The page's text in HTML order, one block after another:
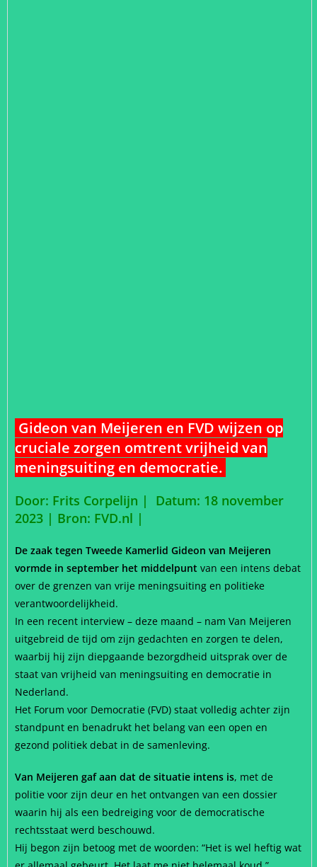
Gideon van Meijeren en FVD wijzen op
cruciale zorgen omtrent vrijheid van
meningsuiting en democratie.
Door: Frits Corpelijn | Datum: 18 november
2023 | Bron: FVD.nl |
De zaak tegen Tweede Kamerlid Gideon van Meijeren
vormde in september het middelpunt van een intens debat
over de grenzen van vrije meningsuiting en politieke
verantwoordelijkheid.
In een recent interview – deze maand – nam Van Meijeren
uitgebreid de tijd om zijn gedachten en zorgen te delen,
waarbij hij zijn diepgaande bezorgdheid uitsprak over de
staat van vrijheid van meningsuiting en democratie in
Nederland.
Het Forum voor Democratie (FVD) staat volledig achter zijn
standpunt en benadrukt het belang van een open en
gezond politiek debat in de samenleving.
Van Meijeren gaf aan dat de situatie intens is, met de
politie voor zijn deur en het ontvangen van een dossier
waarin hij als een bedreiging voor de democratische
rechtsstaat werd beschouwd.
Hij begon zijn betoog met de woorden: “Het is wel heftig wat